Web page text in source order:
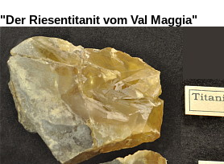
"Der Riesentitanit vom Val Maggia"